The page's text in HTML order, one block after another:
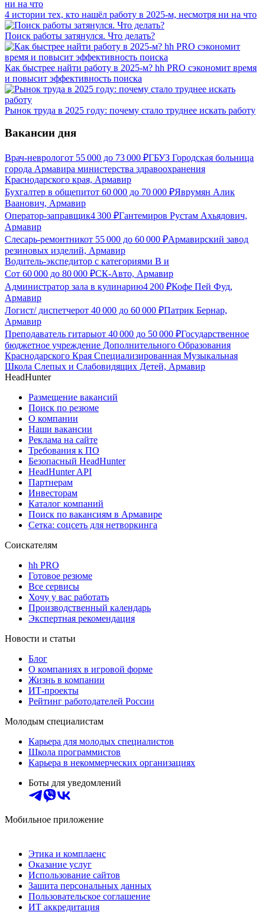
4 истории тех, кто нашёл работу в 2025-м, несмотря ни на что
Поиск работы затянулся. Что делать?
Как быстрее найти работу в 2025-м? hh PRO сэкономит время
и повысит эффективность поиска
Рынок труда в 2025 году: почему стало труднее искать работу
Вакансии дня
Врач-неврологот 55 000 до 73 000 ₽ГБУЗ Городская больница
города Армавира министерства здравоохранения
Краснодарского края, Армавир
Бухгалтер в общепитот 60 000 до 70 000 ₽Яврумян Алик
Ваанович, Армавир
Оператор-заправщик4 300 ₽Гантемиров Рустам Ахьядович,
Армавир
Слесарь-ремонтникот 55 000 до 60 000 ₽Армавирский завод
резиновых изделий, Армавир
Водитель-экспедитор с категориями В и
Сот 60 000 до 80 000 ₽СК-Авто, Армавир
Администратор зала в кулинарию4 200 ₽Кофе Пей Фуд,
Армавир
Логист/ диспетчерот 40 000 до 60 000 ₽Патрик Бернар,
Армавир
Преподаватель гитарыот 40 000 до 50 000 ₽Государственное
бюджетное учреждение Дополнительного Образования
Краснодарского Края Специализированная Музыкальная
Школа Слепых и Слабовидящих Детей, Армавир
HeadHunter
Размещение вакансий
Поиск по резюме
О компании
Наши вакансии
Реклама на сайте
Требования к ПО
Безопасный HeadHunter
HeadHunter API
Партнерам
Инвесторам
Каталог компаний
Поиск по вакансиям в Армавире
Сетка: соцсеть для нетворкинга
Соискателям
hh PRO
Готовое резюме
Все сервисы
Хочу у вас работать
Производственный календарь
Экспертная рекомендация
Новости и статьи
Блог
О компаниях в игровой форме
Жизнь в компании
ИТ-проекты
Рейтинг работодателей России
Молодым специалистам
Карьера для молодых специалистов
Школа программистов
Карьера в некоммерческих организациях
Боты для уведомлений
Мобильное приложение
Этика и комплаенс
Оказание услуг
Использование сайтов
Защита персональных данных
Пользовательское соглашение
ИТ аккредитация